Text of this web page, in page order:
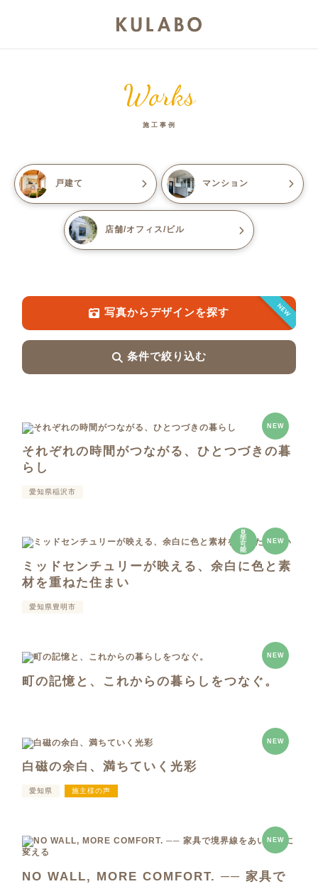
Works
施工事例
戸建て マンション
店舗/オフィス/ビル
NEW
写真からデザインを探す
条件で絞り込む
NEW
それぞれの時間がつながる、ひとつづきの暮
らし
愛知県稲沢市
見
学
可
能
NEW
ミッドセンチュリーが映える、余白に色と素
材を重ねた住まい
愛知県豊明市
NEW
町の記憶と、これからの暮らしをつなぐ。
NEW
白磁の余白、満ちていく光彩
愛知県 施主様の声
NEW
NO WALL, MORE COMFORT. ── 家具で